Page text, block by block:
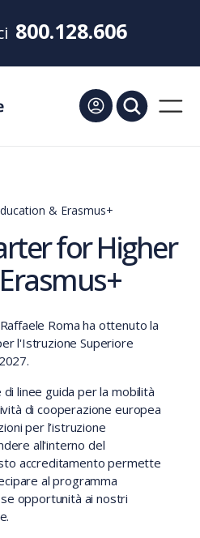
800.128.606
& Erasmus+
for Higher
Roma ha ottenuto la
l'Istruzione Superiore
di linee guida per la mobilità
di cooperazione europea
per l’istruzione
all'interno del
accreditamento permette
al programma
opportunità ai nostri